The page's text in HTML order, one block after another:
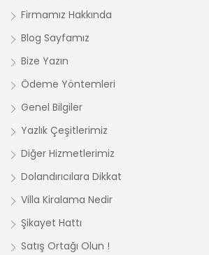
Firmamız Hakkında
Blog Sayfamız
Bize Yazın
Ödeme Yöntemleri
Genel Bilgiler
Yazlık Çeşitlerimiz
Diğer Hizmetlerimiz
Dolandırıcılara Dikkat
Villa Kiralama Nedir
Şikayet Hattı
Satış Ortağı Olun !